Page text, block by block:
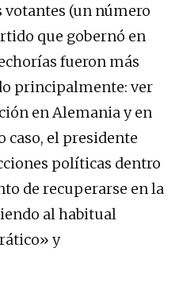
votantes (un número
que gobernó en
fueron más
principalmente: ver
en Alemania y en
caso, el presidente
políticas dentro
de recuperarse en la
al habitual
y